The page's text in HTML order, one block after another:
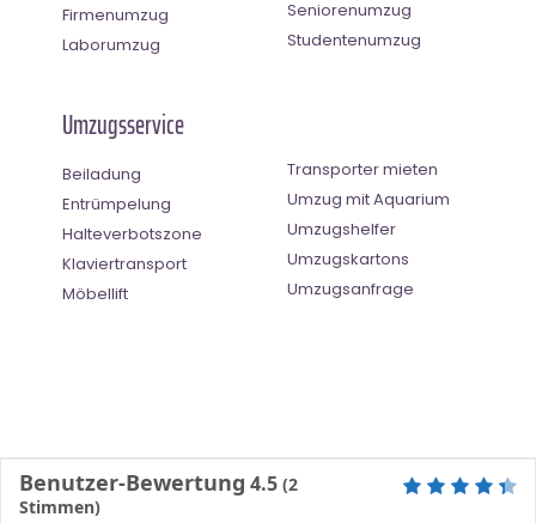
Firmenumzug
Laborumzug
Seniorenumzug
Studentenumzug
Umzugsservice
Beiladung
Entrümpelung
Halteverbotszone
Klaviertransport
Möbellift
Transporter mieten
Umzug mit Aquarium
Umzugshelfer
Umzugskartons
Umzugsanfrage
Benutzer-Bewertung 4.5 (2
Stimmen)